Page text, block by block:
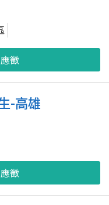
應徵
-高雄
應徵